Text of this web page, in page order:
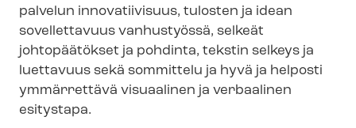
palvelun innovatiivisuus, tulosten ja idean
sovellettavuus vanhustyössä, selkeät
johtopäätökset ja pohdinta, tekstin selkeys ja
luettavuus sekä sommittelu ja hyvä ja helposti
ymmärrettävä visuaalinen ja verbaalinen
esitystapa.